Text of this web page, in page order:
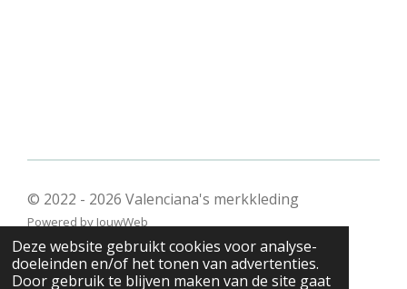
Deze website gebruikt cookies voor analyse-
doeleinden en/of het tonen van advertenties.
Door gebruik te blijven maken van de site gaat
© 2022 - 2026 Valenciana's merkkleding
Powered by JouwWeb